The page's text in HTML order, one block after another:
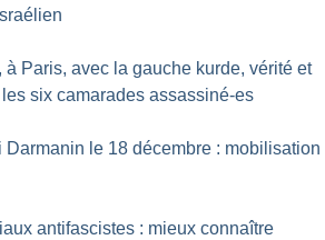
à Paris, avec la gauche kurde, vérité et
six camarades assassiné-es
Darmanin le 18 décembre : mobilisation
antifascistes : mieux connaître